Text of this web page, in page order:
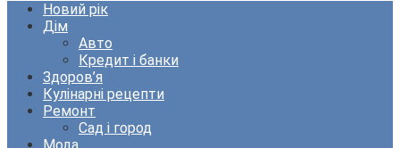
Новий рік
Дім
Авто
Кредит і банки
Здоров’я
Кулінарні рецепти
Ремонт
Сад і город